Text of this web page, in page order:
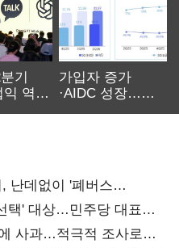
기
익 역대
가입자 증가
·AIDC 성장…
난데없이 '폐버스
택' 대상…민주당 대표로
사과…적극적 조사로